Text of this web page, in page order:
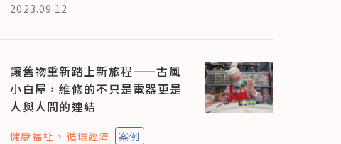
2023.09.12
讓舊物重新踏上新旅程——古風
小白屋，維修的不只是電器更是
人與人間的連結
健康福祉 循環經濟
案例